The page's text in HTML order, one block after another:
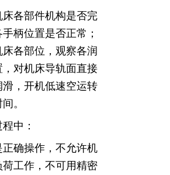
床各部件机构是否完
柄位置是否正常；
各部位，观察各润
，对机床导轨面直接
滑，开机低速空运转
。
中：
正确操作，不允许机
荷工作，不可用精密